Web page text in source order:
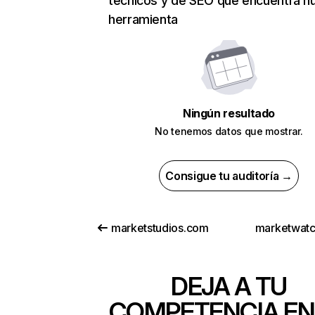
herramienta
Ningún resultado
No tenemos datos que mostrar.
Consigue tu auditoría →
marketstudios.com
DEJA A TU